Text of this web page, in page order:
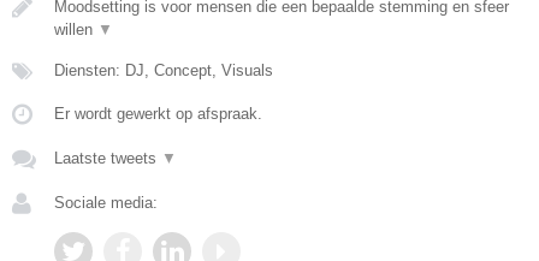
Moodsetting is voor mensen die een bepaalde stemming en sfeer
willen ▼
Diensten: DJ, Concept, Visuals
Er wordt gewerkt op afspraak.
Laatste tweets ▼
Sociale media: